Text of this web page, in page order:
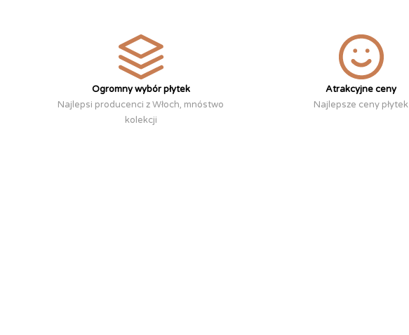
Ogromny wybór płytek
Najlepsi producenci z Włoch, mnóstwo
kolekcji
Atrakcyjne ceny
Najlepsze ceny płytek